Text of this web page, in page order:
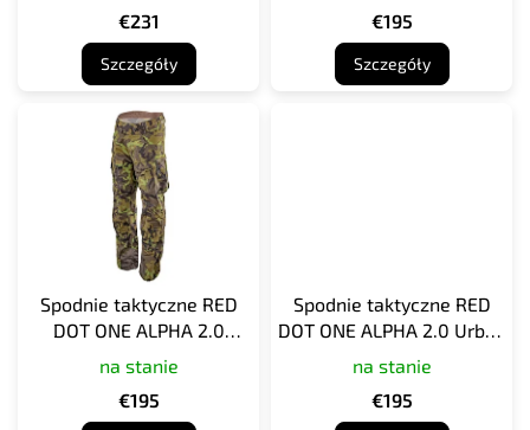
€231
Szczegóły
€195
Szczegóły
Spodnie taktyczne RED
DOT ONE ALPHA 2.0
kamuflaż czeski leśny
na stanie
€195
Spodnie taktyczne RED
DOT ONE ALPHA 2.0 Urban
Olive
na stanie
€195